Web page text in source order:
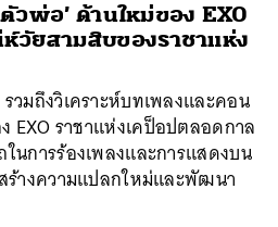
วพ่อ’ ด้านใหม่ของ EXO
วัยสามสิบของราชาแห่ง
มถึงวิเคราะห์บทเพลงและคอน
EXO ราชาแห่งเคป็อปตลอดกาล
นการร้องเพลงและการแสดงบน
ร้างความแปลกใหม่และพัฒนา